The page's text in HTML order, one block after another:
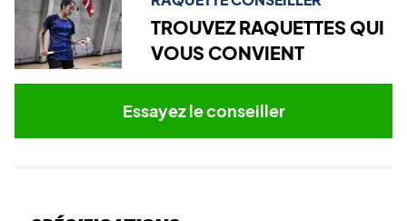
TROUVEZ RAQUETTES QUI
VOUS CONVIENT
Essayez le conseiller